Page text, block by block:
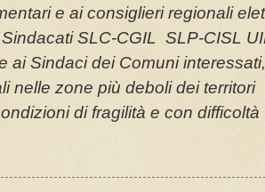
e ai consiglieri regionali
SLC-CGIL SLP-CISL
ai Sindaci dei Comuni interessati,
nelle zone più deboli dei territori
di fragilità e con difficoltà